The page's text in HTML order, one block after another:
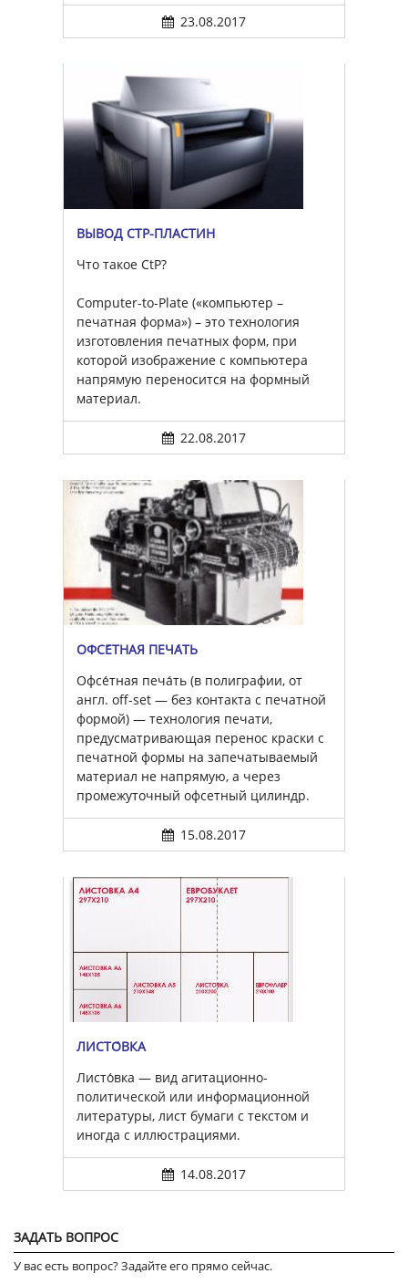
23.08.2017
ВЫВОД CTP-ПЛАСТИН
Что такое CtP?
Computer-to-Plate («компьютер –
печатная форма») – это технология
изготовления печатных форм, при
которой изображение с компьютера
напрямую переносится на формный
материал.
22.08.2017
ОФСЕ́ТНАЯ ПЕЧА́ТЬ
Офсе́тная печа́ть (в полиграфии, от
англ. off-set — без контакта с печатной
формой) — технология печати,
предусматривающая перенос краски с
печатной формы на запечатываемый
материал не напрямую, а через
промежуточный офсетный цилиндр.
15.08.2017
ЛИСТО́ВКА
Листо́вка — вид агитационно-
политической или информационной
литературы, лист бумаги с текстом и
иногда с иллюстрациями.
14.08.2017
ЗАДАТЬ ВОПРОС
У вас есть вопрос? Задайте его прямо сейчас.